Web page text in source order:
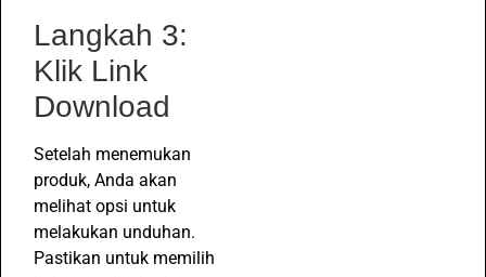
Langkah 3:
Klik Link
Download
Setelah menemukan
produk, Anda akan
melihat opsi untuk
melakukan unduhan.
Pastikan untuk memilih